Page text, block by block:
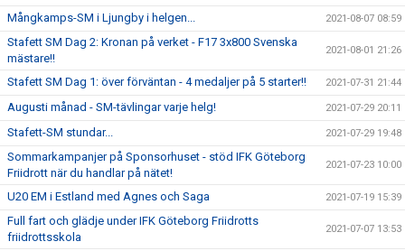
Mångkamps-SM i Ljungby i helgen... 2021-08-07 08:59
Stafett SM Dag 2: Kronan på verket - F17 3x800 Svenska
mästare!!
2021-08-01 21:26
Stafett SM Dag 1: över förväntan - 4 medaljer på 5 starter!! 2021-07-31 21:44
Augusti månad - SM-tävlingar varje helg! 2021-07-29 20:11
Stafett-SM stundar... 2021-07-29 19:48
Sommarkampanjer på Sponsorhuset - stöd IFK Göteborg
Friidrott när du handlar på nätet!
2021-07-23 10:00
U20 EM i Estland med Agnes och Saga 2021-07-19 15:39
Full fart och glädje under IFK Göteborg Friidrotts
friidrottsskola
2021-07-07 13:53